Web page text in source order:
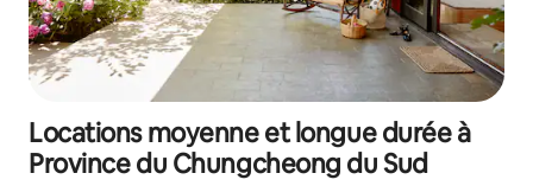
Locations moyenne et longue durée à
Province du Chungcheong du Sud